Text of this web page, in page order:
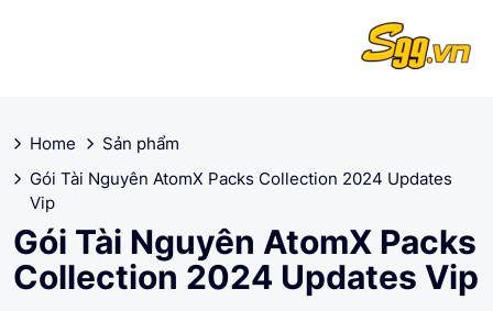
Home
Sản phẩm
Gói Tài Nguyên AtomX Packs Collection 2024 Updates
Vip
Gói Tài Nguyên AtomX Packs
Collection 2024 Updates Vip